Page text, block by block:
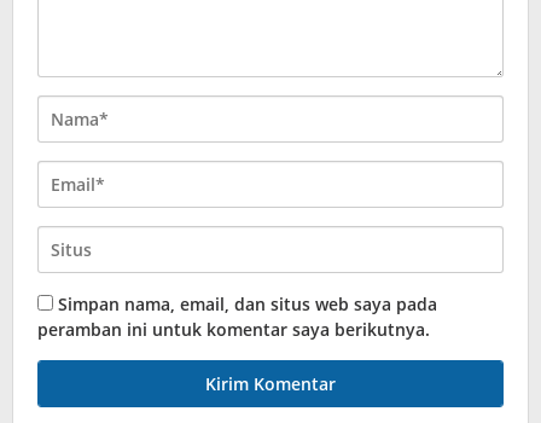
Simpan nama, email, dan situs web saya pada
peramban ini untuk komentar saya berikutnya.